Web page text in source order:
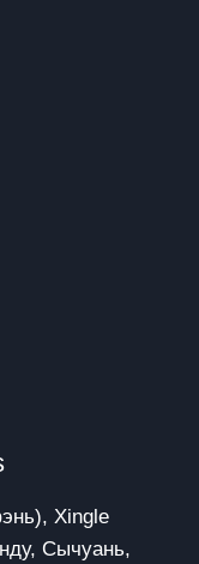
Xingle
Сычуань,